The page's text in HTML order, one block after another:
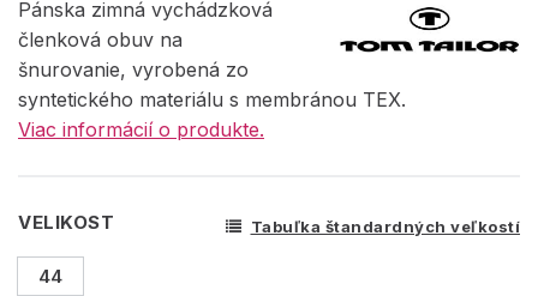
Pánska zimná vychádzková
členková obuv na
šnurovanie, vyrobená zo
syntetického materiálu s membránou TEX.
Viac informácií o produkte.
VELIKOST Tabuľka štandardných veľkostí
44